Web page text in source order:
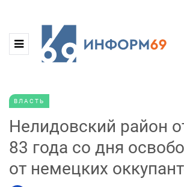
ВЛАСТЬ
Нелидовский район
83 года со дня
от немецких